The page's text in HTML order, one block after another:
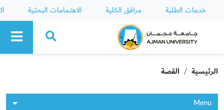
خدمات الطلبة مرافق الكلية الاهتمامات البحثية
Ajman University
الرئيسية القصة
Menu